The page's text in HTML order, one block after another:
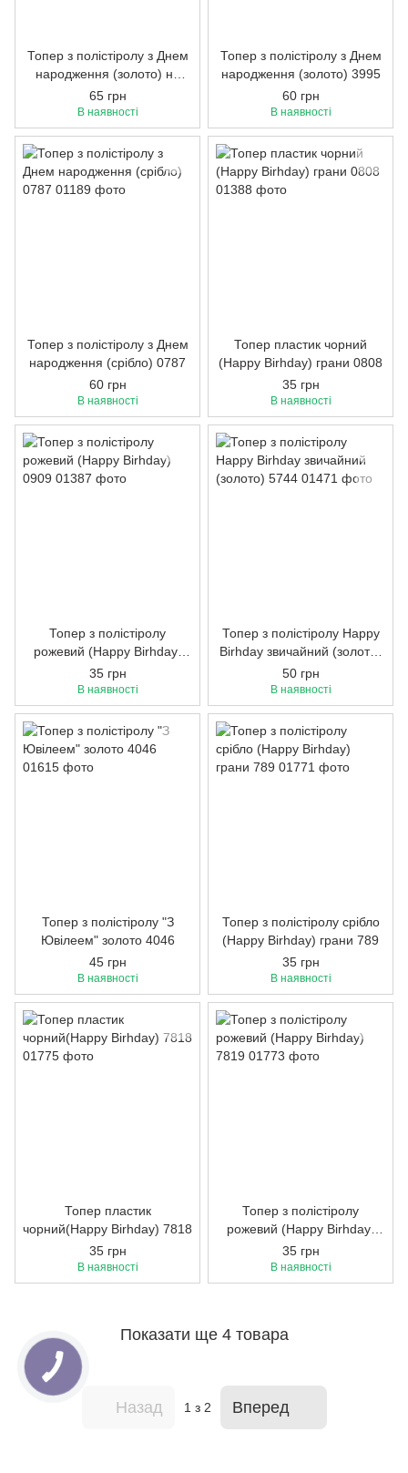
Топер з полістіролу з Днем
народження (золото) на
шпажці 5165
65 грн
В наявності
Топер з полістіролу з Днем
народження (золото) 3995
60 грн
В наявності
Топер з полістіролу з Днем
народження (срібло) 0787
60 грн
В наявності
Топер пластик чорний
(Happy Birhday) грани 0808
35 грн
В наявності
Топер з полістіролу
рожевий (Happy Birhday)
0909
35 грн
В наявності
Топер з полістіролу Happy
Birhday звичайний (золото)
5744
50 грн
В наявності
Топер з полістіролу "З
Ювілеем" золото 4046
45 грн
В наявності
Топер з полістіролу срібло
(Happy Birhday) грани 789
35 грн
В наявності
Топер пластик
чорний(Happy Birhday) 7818
35 грн
В наявності
Топер з полістіролу
рожевий (Happy Birhday)
7819
35 грн
В наявності
Показати ще 4 товара
Назад 1 з 2 Вперед